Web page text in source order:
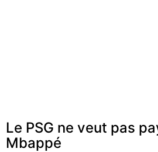
Le PSG ne veut pas
Mbappé